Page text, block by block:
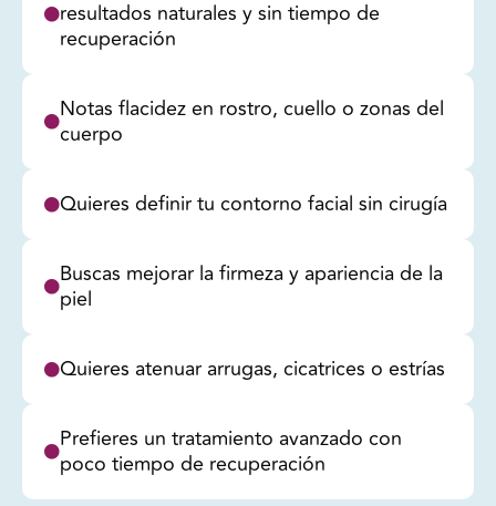
resultados naturales y sin tiempo de
recuperación
Notas flacidez en rostro, cuello o zonas del
cuerpo
Quieres definir tu contorno facial sin cirugía
Buscas mejorar la firmeza y apariencia de la
piel
Quieres atenuar arrugas, cicatrices o estrías
Prefieres un tratamiento avanzado con
poco tiempo de recuperación